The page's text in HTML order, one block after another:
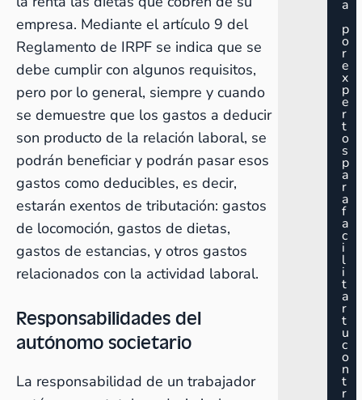
empresa. Mediante el artículo 9 del
Reglamento de IRPF se indica que se
debe cumplir con algunos requisitos,
pero por lo general, siempre y cuando
se demuestre que los gastos a deducir
son producto de la relación laboral, se
podrán beneficiar y podrán pasar esos
gastos como deducibles, es decir,
estarán exentos de tributación: gastos
de locomoción, gastos de dietas,
gastos de estancias, y otros gastos
relacionados con la actividad laboral.
Responsabilidades del
autónomo societario
La responsabilidad de un trabajador
a
p
o
r
e
x
p
e
r
t
o
s
p
a
r
a
f
a
c
i
l
i
t
a
r
t
u
c
o
n
t
r